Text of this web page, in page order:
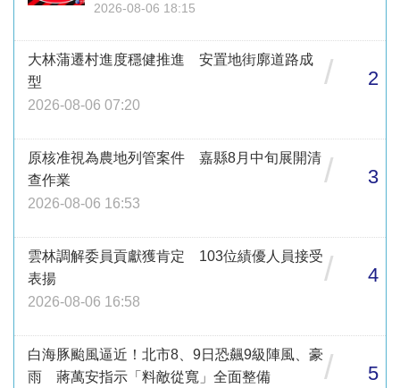
2026-08-06 18:15
大林蒲遷村進度穩健推進 安置地街廓道路成
型
2026-08-06 07:20
/ 2
原核准視為農地列管案件 嘉縣8月中旬展開清
查作業
2026-08-06 16:53
/ 3
雲林調解委員貢獻獲肯定 103位績優人員接受
表揚
2026-08-06 16:58
/ 4
白海豚颱風逼近！北市8、9日恐飆9級陣風、豪
雨 蔣萬安指示「料敵從寬」全面整備
/ 5